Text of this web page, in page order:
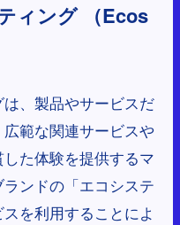
ィング （Ecos
、製品やサービスだ
範な関連サービスや
た体験を提供するマ
ンドの「エコシステ
を利用することによ